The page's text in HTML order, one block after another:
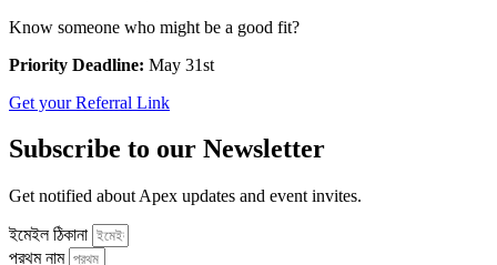
Know someone who might be a good fit?
Priority Deadline: May 31st
Get your Referral Link
Subscribe to our Newsletter
Get notified about Apex updates and event invites.
ইমেইল ঠিকানা
প্রথম নাম